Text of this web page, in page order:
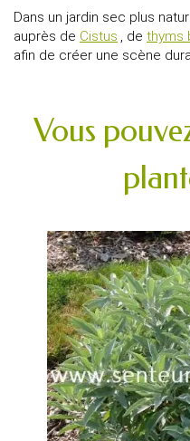
Dans un jardin sec plus
auprès de Cistus , de thyms
afin de créer une scène
Vous